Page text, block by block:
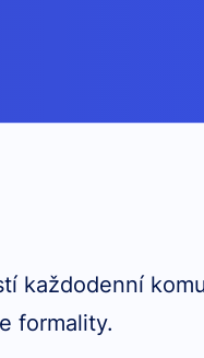
každodenní
formality.